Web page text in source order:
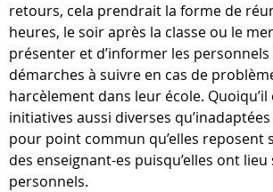
retours, cela prendrait la forme de
heures, le soir après la classe ou le
présenter et d’informer les personnels
démarches à suivre en cas de
harcèlement dans leur école. Quoiqu’il
initiatives aussi diverses qu’inadaptées
pour point commun qu’elles reposent
des enseignant-es puisqu’elles ont
personnels.